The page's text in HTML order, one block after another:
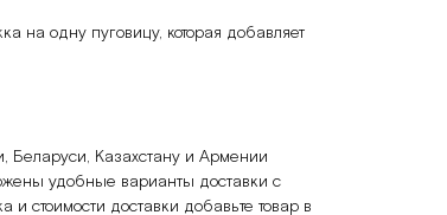
на одну пуговицу, которая добавляет
Беларуси, Казахстану и Армении
удобные варианты доставки с
стоимости доставки добавьте товар в